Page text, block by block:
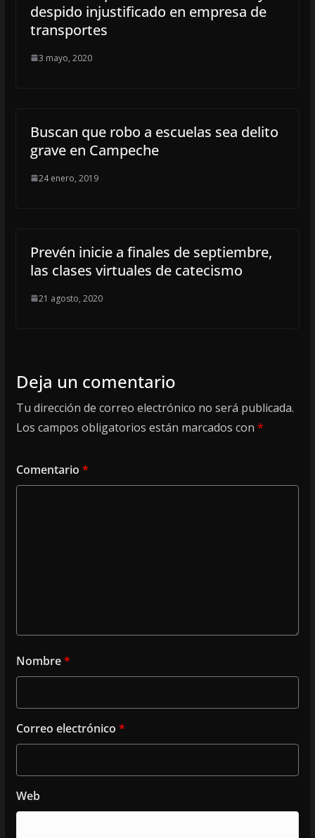
despido injustificado en empresa de
transportes
3 mayo, 2020
Buscan que robo a escuelas sea delito
grave en Campeche
24 enero, 2019
Prevén inicie a finales de septiembre,
las clases virtuales de catecismo
21 agosto, 2020
Deja un comentario
Tu dirección de correo electrónico no será publicada.
Los campos obligatorios están marcados con *
Comentario *
Nombre*
Correo electrónico *
Web